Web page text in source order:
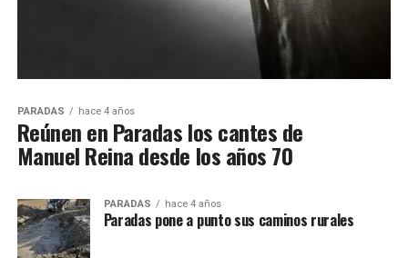
PARADAS hace 4 años
Reúnen en Paradas los cantes de
Manuel Reina desde los años 70
PARADAS hace 4 años
Paradas pone a punto sus caminos rurales